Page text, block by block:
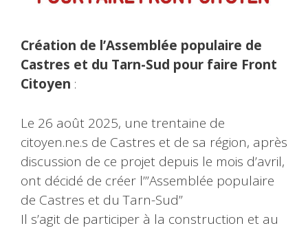
Création de l’Assemblée populaire de
Castres et du Tarn-Sud pour faire Front
Citoyen :
Le 26 août 2025, une trentaine de
citoyen.ne.s de Castres et de sa région, après
discussion de ce projet depuis le mois d’avril,
ont décidé de créer l’”Assemblée populaire
de Castres et du Tarn-Sud”
Il s’agit de participer à la construction et au